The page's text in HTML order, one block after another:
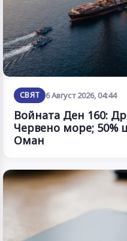
СВЯТ 6 Август 2026, 04:44
Войната Ден 160:
Червено море; 50%
Оман